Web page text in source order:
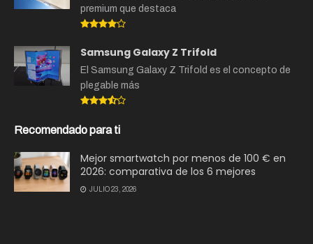
premium que destaca
Samsung Galaxy Z Trifold
El Samsung Galaxy Z Trifold es el concepto de
plegable más
Recomendado para ti
Mejor smartwatch por menos de 100 € en
2026: comparativa de los 6 mejores
JULIO 23, 2026